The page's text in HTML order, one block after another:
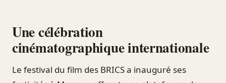
Une célébration
cinématographique internationale
Le festival du film des BRICS a inauguré ses